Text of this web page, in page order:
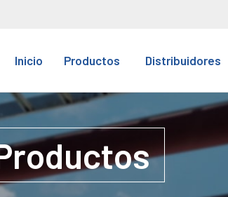
Inicio Productos Distribuidores